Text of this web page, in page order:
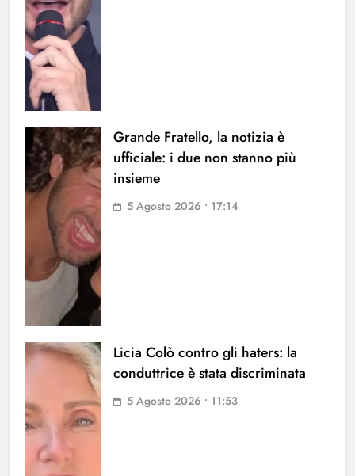
Grande Fratello, la notizia è
ufficiale: i due non stanno più
insieme
5 Agosto 2026 • 17:14
Licia Colò contro gli haters: la
conduttrice è stata discriminata
5 Agosto 2026 • 11:53